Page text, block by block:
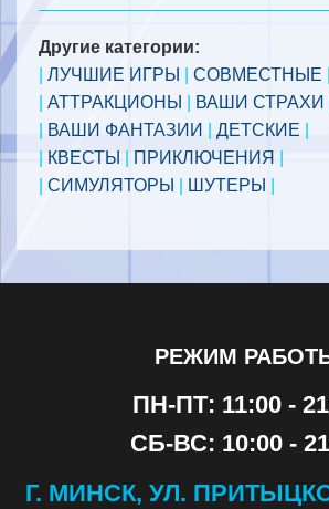
Другие категории:
ЛУЧШИЕ ИГРЫ СОВМЕСТНЫЕ
АТТРАКЦИОНЫ ВАШИ СТРАХИ
ВАШИ ФАНТАЗИИ ДЕТСКИЕ
КВЕСТЫ ПРИКЛЮЧЕНИЯ
СИМУЛЯТОРЫ ШУТЕРЫ
РЕЖИМ
ПН-ПТ: 11:00 -
СБ-ВС: 10:00 -
Г. МИНСК, УЛ.